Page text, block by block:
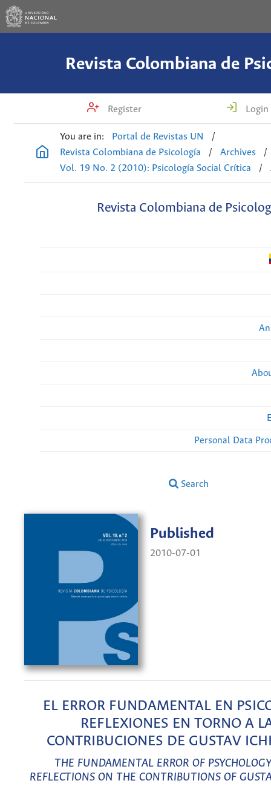
Revista Colombiana de
Register Login
You are in: Portal de Revistas UN
/
Revista Colombiana de Psicología
/ Archives
/
Vol. 19 No. 2 (2010): Psicología Social Crítica
/
Revista Colombiana de
Personal Data
Search
Published
2010-07-01
EL ERROR FUNDAMENTAL EN
REFLEXIONES EN TORNO A
CONTRIBUCIONES DE GUSTAV
THE FUNDAMENTAL ERROR OF
REFLECTIONS ON THE CONTRIBUTIONS OF